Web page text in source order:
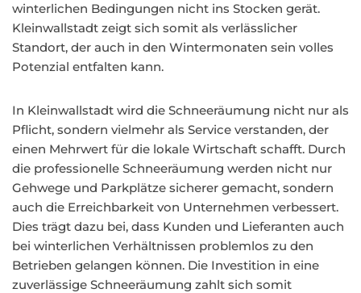
winterlichen Bedingungen nicht ins Stocken gerät.
Kleinwallstadt zeigt sich somit als verlässlicher
Standort, der auch in den Wintermonaten sein volles
Potenzial entfalten kann.
In Kleinwallstadt wird die Schneeräumung nicht nur als
Pflicht, sondern vielmehr als Service verstanden, der
einen Mehrwert für die lokale Wirtschaft schafft. Durch
die professionelle Schneeräumung werden nicht nur
Gehwege und Parkplätze sicherer gemacht, sondern
auch die Erreichbarkeit von Unternehmen verbessert.
Dies trägt dazu bei, dass Kunden und Lieferanten auch
bei winterlichen Verhältnissen problemlos zu den
Betrieben gelangen können. Die Investition in eine
zuverlässige Schneeräumung zahlt sich somit